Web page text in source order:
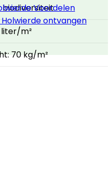
m²
70 kg/m²
Voordelen
ontvangen